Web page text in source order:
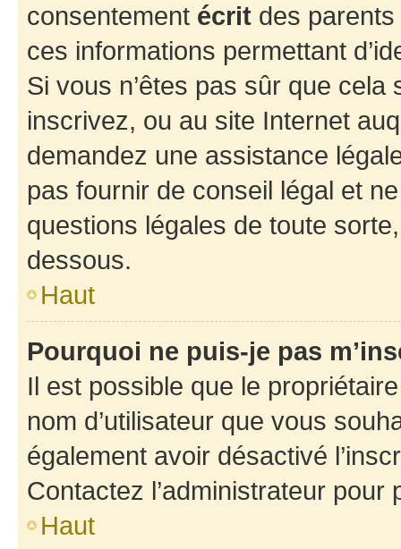
consentement écrit des parents
ces informations permettant
Si vous n’êtes pas sûr que
inscrivez, ou au site Internet
demandez une assistance
pas fournir de conseil légal et
questions légales de toute
dessous.
Haut
Pourquoi ne puis-je pas
Il est possible que le
nom d’utilisateur que vous
également avoir désactivé
Contactez l’administrateur
Haut